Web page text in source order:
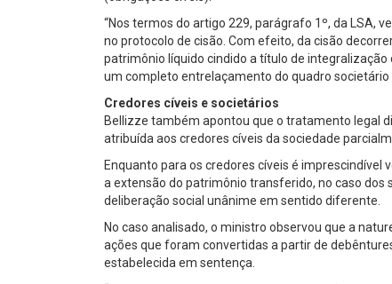
“Nos termos do artigo 229, parágrafo 1º, da LSA,
no protocolo de cisão. Com efeito, da cisão
patrimônio líquido cindido a título de
um completo entrelaçamento do quadro societário
Credores cíveis e societários
Bellizze também apontou que o tratamento legal
atribuída aos credores cíveis da sociedade
Enquanto para os credores cíveis é
a extensão do patrimônio transferido, no caso
deliberação social unânime em sentido diferente.
No caso analisado, o ministro observou que a
ações que foram convertidas a partir de
estabelecida em sentença.